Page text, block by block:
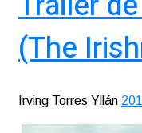
(The
Irving Torres Yllán